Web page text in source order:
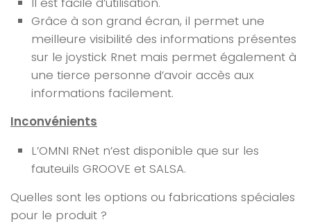
Grâce à son grand écran, il permet une
meilleure visibilité des informations présentes
sur le joystick Rnet mais permet également à
une tierce personne d’avoir accès aux
informations facilement.
Inconvénients
L’OMNI RNet n’est disponible que sur les
fauteuils GROOVE et SALSA.
Quelles sont les options ou fabrications spéciales
pour le produit ?